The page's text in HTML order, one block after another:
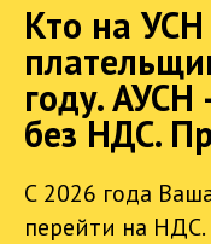
Кто на УСН
году. АУСН
без НДС.
С 2026 года
перейти на